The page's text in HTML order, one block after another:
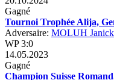
Gagné
Tournoi Trophée Alija,
Adversaire: MOLUH Janick
WP 3:0
14.05.2023
Gagné
Champion Suisse